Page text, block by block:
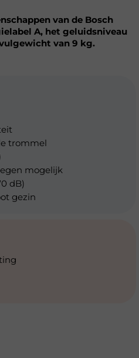
van de Bosch
A, het geluidsniveau
van 9 kg.
trommel
mogelijk
dB)
gezin